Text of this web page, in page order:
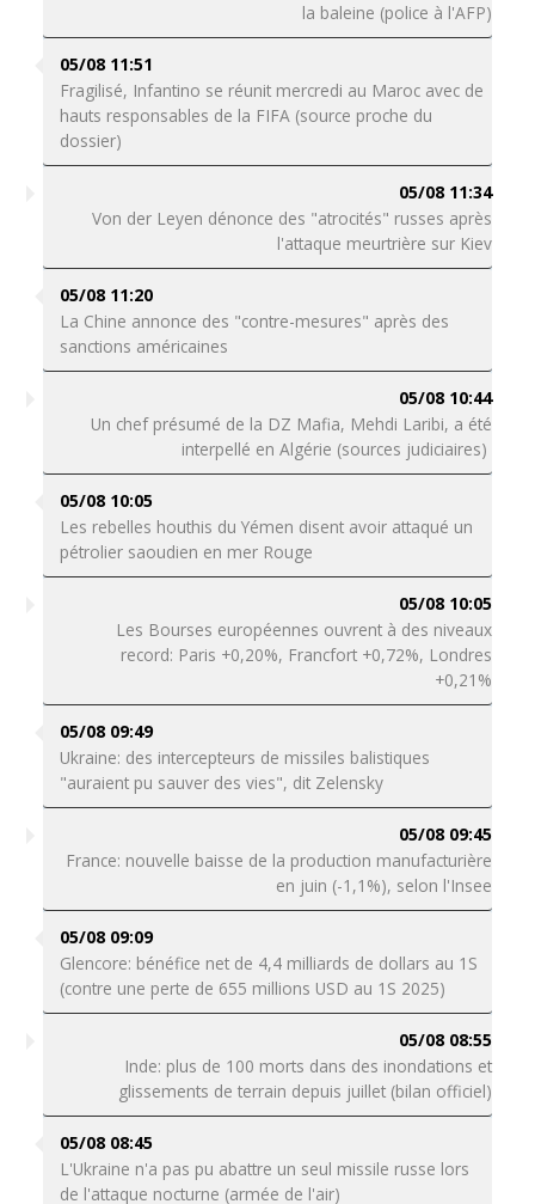
la baleine (police à l'AFP)
05/08 11:51
Fragilisé, Infantino se réunit mercredi au Maroc avec de
hauts responsables de la FIFA (source proche du
dossier)
05/08 11:34
Von der Leyen dénonce des "atrocités" russes après
l'attaque meurtrière sur Kiev
05/08 11:20
La Chine annonce des "contre-mesures" après des
sanctions américaines
05/08 10:44
Un chef présumé de la DZ Mafia, Mehdi Laribi, a été
interpellé en Algérie (sources judiciaires)
05/08 10:05
Les rebelles houthis du Yémen disent avoir attaqué un
pétrolier saoudien en mer Rouge
05/08 10:05
Les Bourses européennes ouvrent à des niveaux
record: Paris +0,20%, Francfort +0,72%, Londres
+0,21%
05/08 09:49
Ukraine: des intercepteurs de missiles balistiques
"auraient pu sauver des vies", dit Zelensky
05/08 09:45
France: nouvelle baisse de la production manufacturière
en juin (-1,1%), selon l'Insee
05/08 09:09
Glencore: bénéfice net de 4,4 milliards de dollars au 1S
(contre une perte de 655 millions USD au 1S 2025)
05/08 08:55
Inde: plus de 100 morts dans des inondations et
glissements de terrain depuis juillet (bilan officiel)
05/08 08:45
L'Ukraine n'a pas pu abattre un seul missile russe lors
de l'attaque nocturne (armée de l'air)